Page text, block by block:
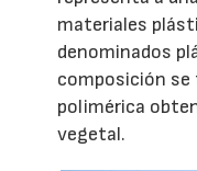
materiales
denominados
composición se
polimérica
vegetal.